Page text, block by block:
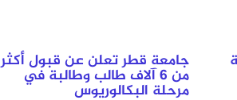
جامعة قطر تعلن عن قبول أكثر
من 6 آلاف طالب وطالبة في
مرحلة البكالوريوس